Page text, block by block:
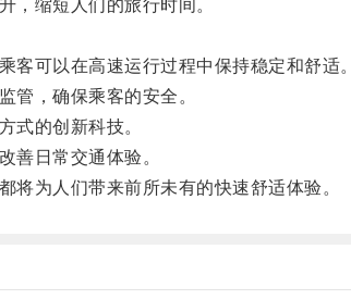
缩短人们的旅行时间。
可以在高速运行过程中保持稳定和舒适。
，确保乘客的安全。
的创新科技。
日常交通体验。
为人们带来前所未有的快速舒适体验。